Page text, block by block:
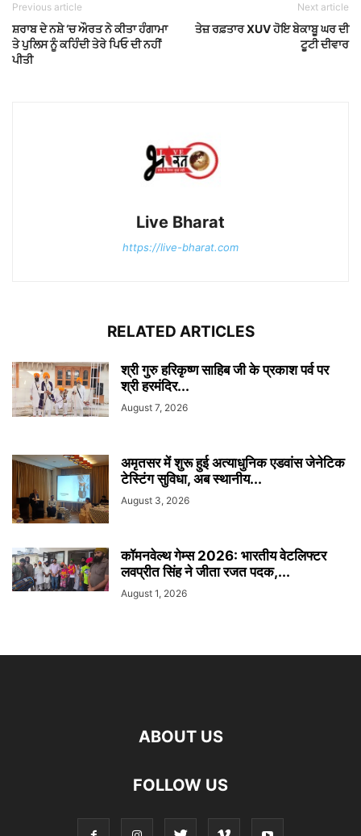
Previous article
ਸ਼ਰਾਬ ਦੇ ਨਸ਼ੇ ‘ਚ ਔਰਤ ਨੇ ਕੀਤਾ ਹੰਗਾਮਾ
ਤੇ ਪੁਲਿਸ ਨੂੰ ਕਹਿੰਦੀ ਤੇਰੇ ਪਿਓ ਦੀ ਨਹੀਂ
ਪੀਤੀ
Next article
ਤੇਜ਼ ਰਫ਼ਤਾਰ XUV ਹੋਇ ਬੇਕਾਬੂ ਘਰ ਦੀ
ਟੂਟੀ ਦੀਵਾਰ
Live Bharat
https://live-bharat.com
RELATED ARTICLES
श्री गुरु हरिकृष्ण साहिब जी के प्रकाश पर्व पर
श्री हरमंदिर...
August 7, 2026
अमृतसर में शुरू हुई अत्याधुनिक एडवांस जेनेटिक
टेस्टिंग सुविधा, अब स्थानीय...
August 3, 2026
कॉमनवेल्थ गेम्स 2026: भारतीय वेटलिफ्टर
लवप्रीत सिंह ने जीता रजत पदक,...
August 1, 2026
ABOUT US
FOLLOW US